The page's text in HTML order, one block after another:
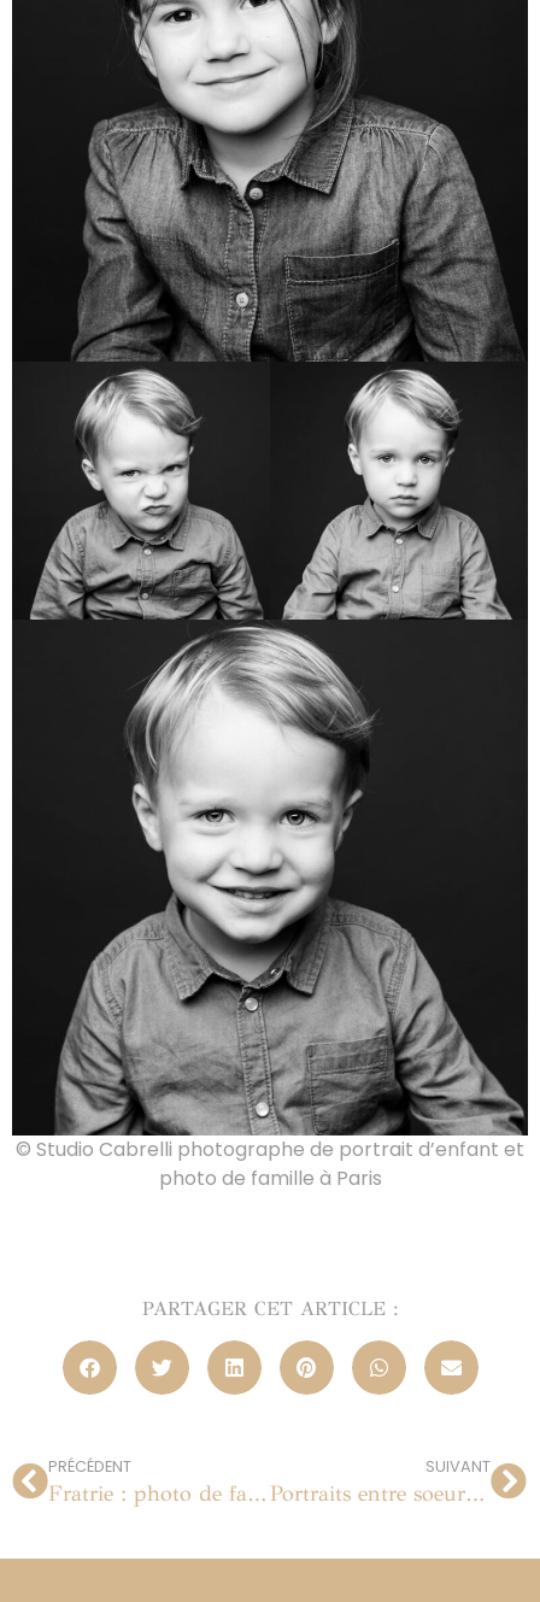
© Studio Cabrelli photographe de portrait d’enfant et
photo de famille à Paris
PARTAGER CET ARTICLE :
PRÉCÉDENT
Fratrie : photo de famille en studio à Paris
SUIVANT
Portraits entre soeurs, séance studio à Paris